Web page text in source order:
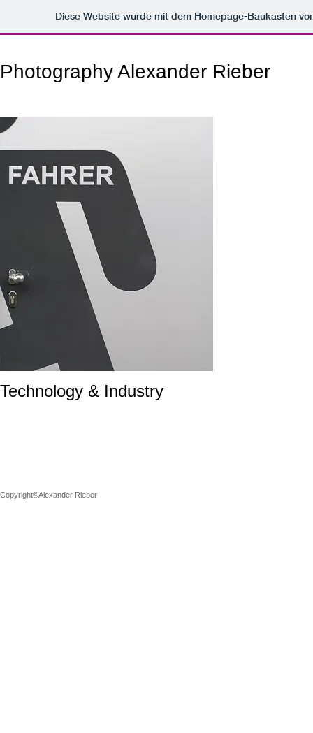
Diese Website wurde mit dem Homepage-Baukasten
​Photography Alexander Rieber
Technology & Industry
Copyright©Alexander Rieber